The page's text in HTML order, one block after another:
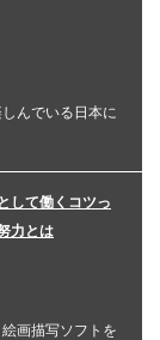
んでいる日本に
して働くコツっ
力とは
画描写ソフトを